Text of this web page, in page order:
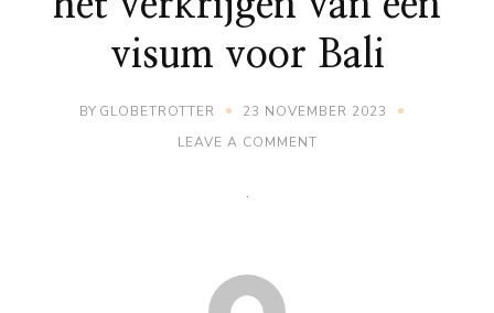
visum voor Bali
BY GLOBETROTTER
23 NOVEMBER 2023
LEAVE A COMMENTON